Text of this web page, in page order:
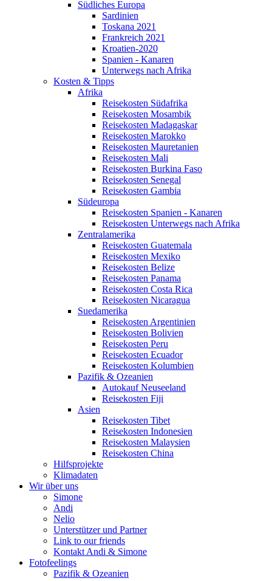
Südliches Europa
Sardinien
Toskana 2021
Frankreich 2021
Kroatien-2020
Spanien - Kanaren
Unterwegs nach Afrika
Kosten & Tipps
Afrika
Reisekosten Südafrika
Reisekosten Mosambik
Reisekosten Madagaskar
Reisekosten Marokko
Reisekosten Mauretanien
Reisekosten Mali
Reisekosten Burkina Faso
Reisekosten Senegal
Reisekosten Gambia
Südeuropa
Reisekosten Spanien - Kanaren
Reisekosten Unterwegs nach Afrika
Zentralamerika
Reisekosten Guatemala
Reisekosten Mexiko
Reisekosten Belize
Reisekosten Panama
Reisekosten Costa Rica
Reisekosten Nicaragua
Suedamerika
Reisekosten Argentinien
Reisekosten Bolivien
Reisekosten Peru
Reisekosten Ecuador
Reisekosten Kolumbien
Pazifik & Ozeanien
Autokauf Neuseeland
Reisekosten Fiji
Asien
Reisekosten Tibet
Reisekosten Indonesien
Reisekosten Malaysien
Reisekosten China
Hilfsprojekte
Klimadaten
Wir über uns
Simone
Andi
Nelio
Unterstützer und Partner
Link to our friends
Kontakt Andi & Simone
Fotofeelings
Pazifik & Ozeanien